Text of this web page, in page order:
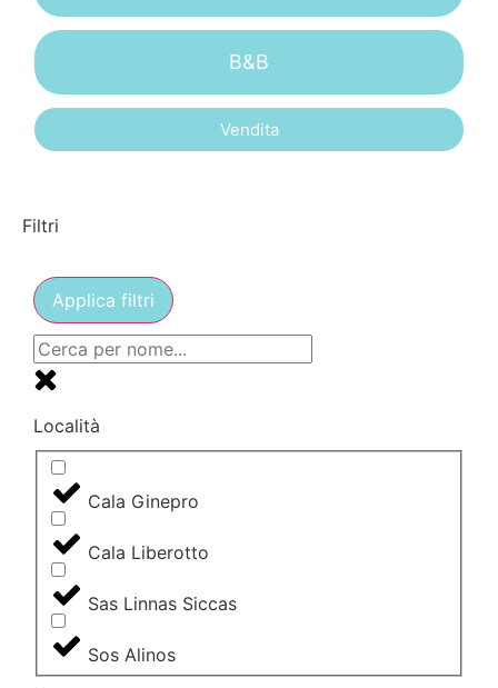
B&B
Vendita
Filtri
Applica filtri
Località
Cala Ginepro
Cala Liberotto
Sas Linnas Siccas
Sos Alinos